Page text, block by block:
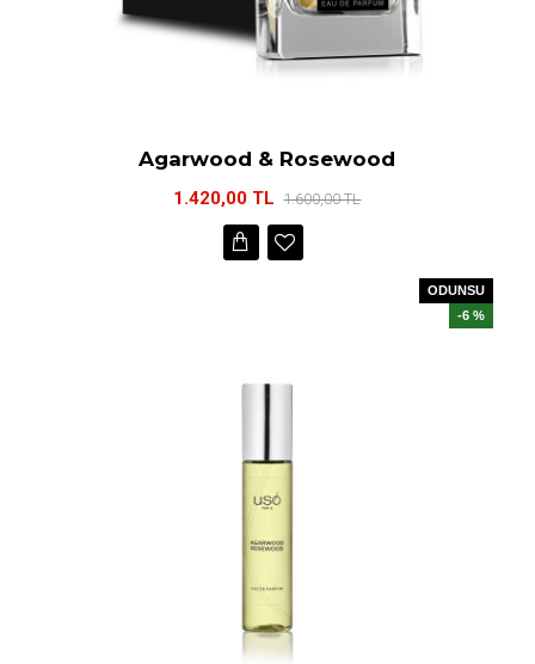
Agarwood & Rosewood
1.420,00 TL 1.600,00 TL
ODUNSU
-6 %